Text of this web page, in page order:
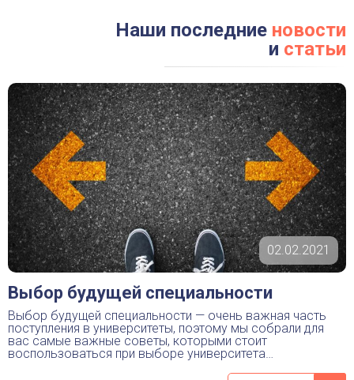
Наши последние новости
и статьи
02.02.2021
Выбор будущей специальности
Выбор будущей специальности — очень важная часть
поступления в университеты, поэтому мы собрали для
вас самые важные советы, которыми стоит
воспользоваться при выборе университета…